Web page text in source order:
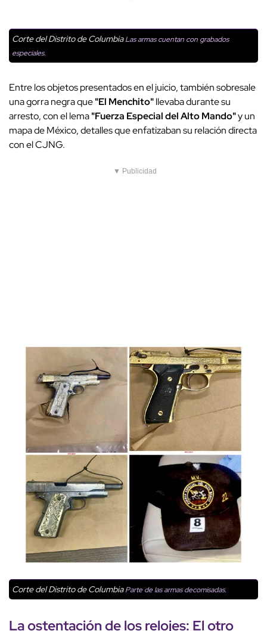
Corte del Distrito de ColumbiaLas armas cuentan con grabados
especiales.
Entre los objetos presentados en el juicio, también sobresale
una gorra negra que"El Menchito"llevaba durante su
arresto, con el lema"Fuerza Especial del Alto Mando"y un
mapa de México, detalles que enfatizaban su relación directa
con el CJNG.
▼ Publicidad
Corte del Distrito de ColumbiaParte de las armas decomisadas.
La ostentación de los relojes: El otro